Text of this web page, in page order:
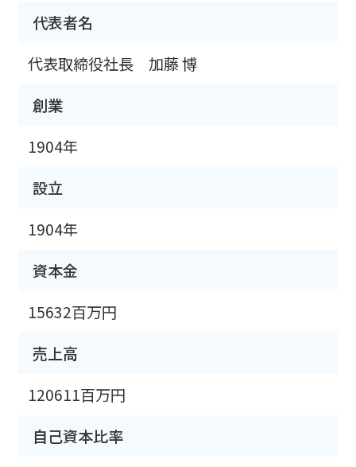
代表者名
代表取締役社長 加藤 博
創業
1904年
設立
1904年
資本金
15632百万円
売上高
120611百万円
自己資本比率